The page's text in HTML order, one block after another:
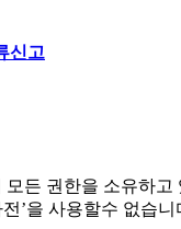
신고
든 권한을 소유하고
’을 사용할수 없습니